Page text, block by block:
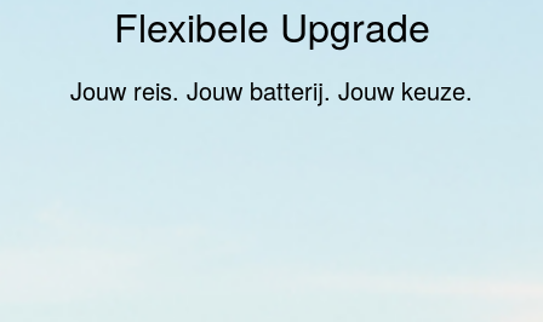
Flexibele Upgrade
Jouw reis. Jouw batterij. Jouw keuze.